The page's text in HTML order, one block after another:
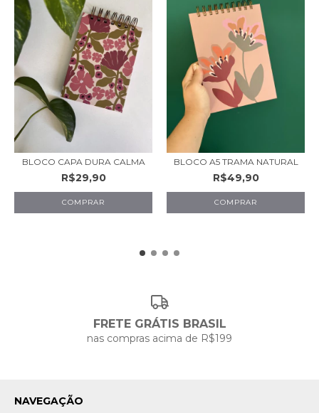
BLOCO CAPA DURA CALMA
R$29,90
BLOCO A5 TRAMA NATURAL
R$49,90
COMPRAR
FRETE GRÁTIS BRASIL
nas compras acima de R$199
NAVEGAÇÃO